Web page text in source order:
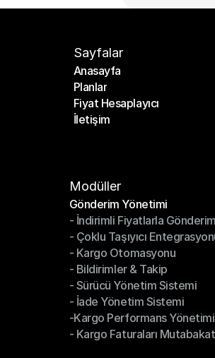
Sayfalar
Anasayfa
Anasayfa
Planlar
Planlar
Fiyat Hesaplayıcı
Fiyat Hesaplayıcı
İletişim
Modüller
Gönderim Yönetimi
Gönderim Yönetimi
- İndirimli Fiyatlarla Gönderim
- İndirimli Fiyatlarla
- Çoklu Taşıyıcı
- Çoklu Taşıyıcı Entegrasyonu
- Kargo Otomasyonu
- Kargo Otomasyonu
- Bildirimler & Takip
- Bildirimler & Takip
- Sürücü Yönetim Sistemi
- Sürücü Yönetim Sistemi
- İade Yönetim Sistemi
- İade Yönetim Sistemi
-Kargo Performans Yönetimi
-Kargo Performans
- Kargo Faturaları